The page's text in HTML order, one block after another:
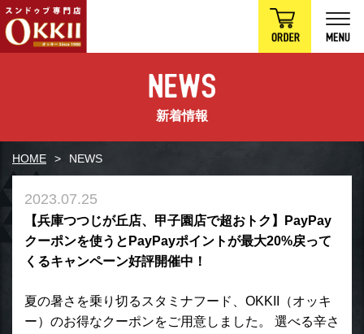
新着情報
HOME NEWS
2023.07.25
【兵庫つつじが丘店、甲子園店で超おトク】PayPay
クーポンを使うとPayPayポイントが最大20%戻って
くるキャンペーン好評開催中！
夏の暑さを乗り切るスタミナフード、OKKII（オッキ
ー）のお得なクーポンをご用意しました。 選べる辛さ